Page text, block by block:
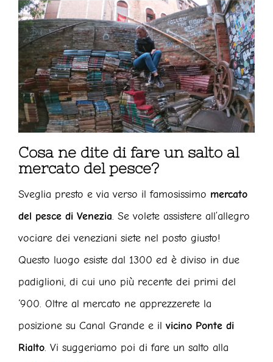
Cosa ne dite di fare un salto al
mercato del pesce?
Sveglia presto e via verso il famosissimo mercato
del pesce di Venezia. Se volete assistere all’allegro
vociare dei veneziani siete nel posto giusto!
Questo luogo esiste dal 1300 ed è diviso in due
padiglioni, di cui uno più recente dei primi del
‘900. Oltre al mercato ne apprezzerete la
posizione su Canal Grande e il vicino Ponte di
Rialto. Vi suggeriamo poi di fare un salto alla